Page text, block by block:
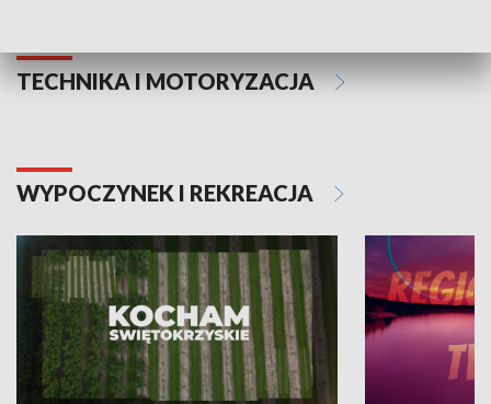
TECHNIKA I MOTORYZACJA
WYPOCZYNEK I REKREACJA